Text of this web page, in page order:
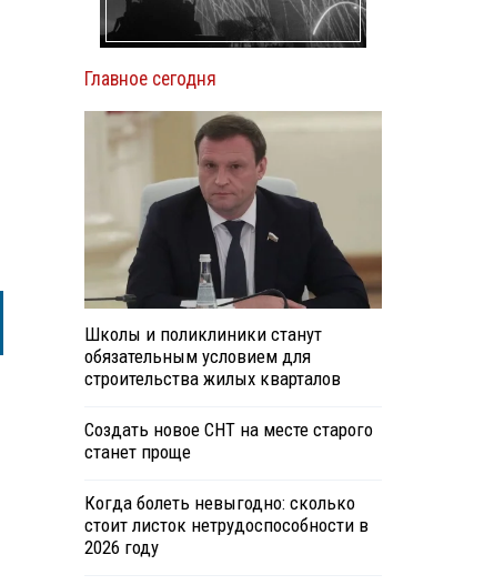
Главное сегодня
Школы и поликлиники станут
обязательным условием для
строительства жилых кварталов
Создать новое СНТ на месте старого
станет проще
Когда болеть невыгодно: сколько
стоит листок нетрудоспособности в
2026 году